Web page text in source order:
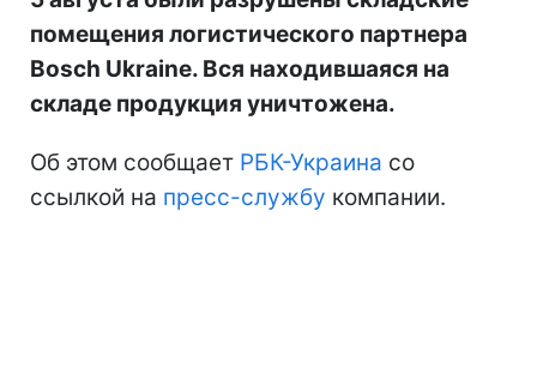
помещения логистического партнера
Bosch Ukraine. Вся находившаяся на
складе продукция уничтожена.
Об этом сообщает РБК-Украина со
ссылкой на пресс-службу компании.